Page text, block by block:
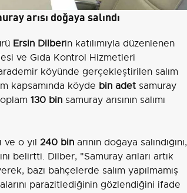
arısı doğaya salındı
Ersin Dilberin katılımıyla düzenlenen
ve Gıda Kontrol Hizmetleri
köyünde gerçekleştirilen salım
kapsamında köyde bin adet samuray
130 bin samuray arısının salımı
ve o yıl 240 bin arının doğaya salındığını,
belirtti. Dilber, "Samuray arıları artık
bazı bahçelerde salım yapılmamış
parazitlediğinin gözlendiğini ifade